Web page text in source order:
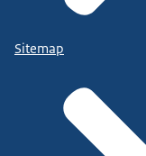
Sitemap